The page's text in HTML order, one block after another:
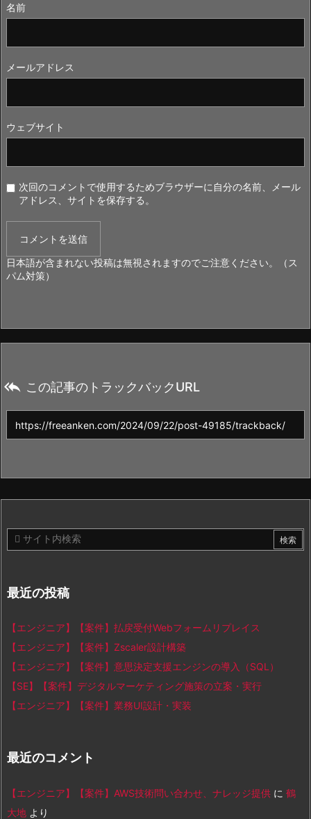
名前
メールアドレス
ウェブサイト
次回のコメントで使用するためブラウザーに自分の名前、メール
アドレス、サイトを保存する。
日本語が含まれない投稿は無視されますのでご注意ください。（ス
パム対策）
 この記事のトラックバックURL
最近の投稿
【エンジニア】【案件】払戻受付Webフォームリプレイス
【エンジニア】【案件】Zscaler設計構築
【エンジニア】【案件】意思決定支援エンジンの導入（SQL）
【SE】【案件】デジタルマーケティング施策の立案・実行
【エンジニア】【案件】業務UI設計・実装
最近のコメント
【エンジニア】【案件】AWS技術問い合わせ、ナレッジ提供 に 鶴
大地 より